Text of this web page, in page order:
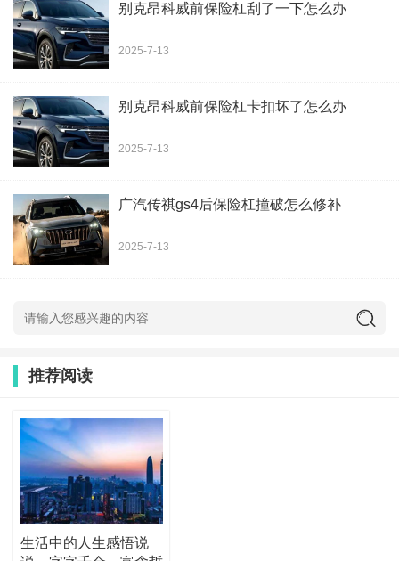
别克昂科威前保险杠刮了一下怎么办
2025-7-13
别克昂科威前保险杠卡扣坏了怎么办
2025-7-13
广汽传祺gs4后保险杠撞破怎么修补
2025-7-13
推荐阅读
生活中的人生感悟说